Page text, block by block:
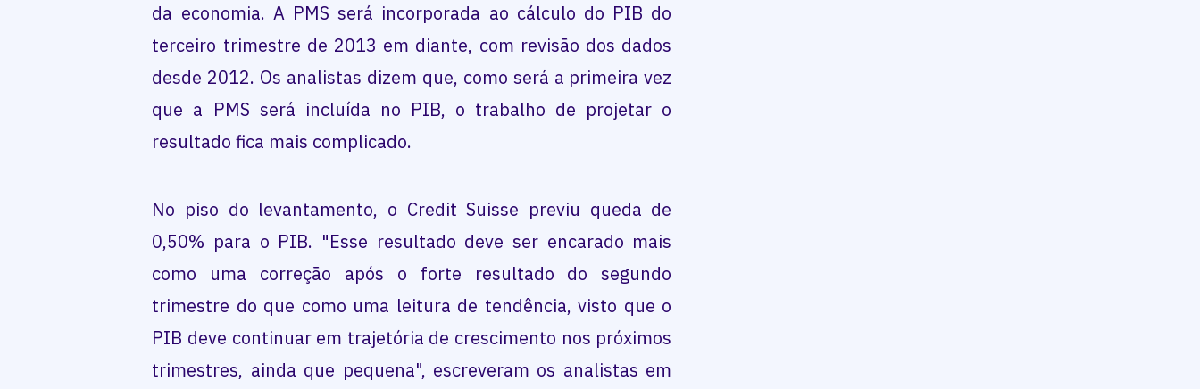
da economia. A PMS será incorporada ao cálculo do PIB do
terceiro trimestre de 2013 em diante, com revisão dos dados
desde 2012. Os analistas dizem que, como será a primeira vez
que a PMS será incluída no PIB, o trabalho de projetar o
resultado fica mais complicado.
No piso do levantamento, o Credit Suisse previu queda de
0,50% para o PIB. "Esse resultado deve ser encarado mais
como uma correção após o forte resultado do segundo
trimestre do que como uma leitura de tendência, visto que o
PIB deve continuar em trajetória de crescimento nos próximos
trimestres, ainda que pequena", escreveram os analistas em